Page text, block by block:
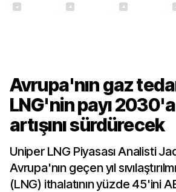
Avrupa'nın gaz
LNG'nin payı
artışını sürdürecek
Uniper LNG Piyasası Analisti
Avrupa'nın geçen yıl
(LNG) ithalatının yüzde 45'ini